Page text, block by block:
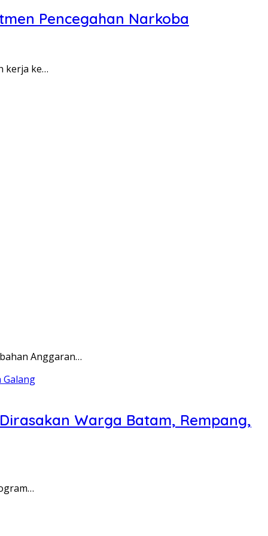
Pencegahan Narkoba
kerja ke…
Anggaran…
Warga Batam, Rempang,